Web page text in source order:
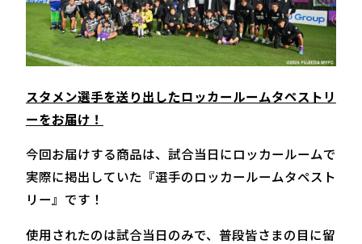
スタメン選手を送り出したロッカールームタペストリ
ーをお届け！
今回お届けする商品は、試合当日にロッカールームで
実際に掲出していた『選手のロッカールームタペスト
リー』です！
使用されたのは試合当日のみで、普段皆さまの目に留